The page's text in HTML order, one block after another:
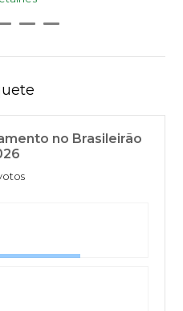
no Brasileirão